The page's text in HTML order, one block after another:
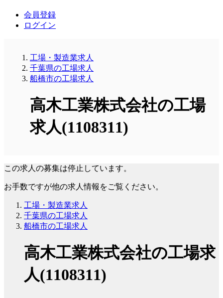
会員登録
ログイン
工場・製造業求人
千葉県の工場求人
船橋市の工場求人
高木工業株式会社の工場
求人(1108311)
この求人の募集は停止しています。
お手数ですが他の求人情報をご覧ください。
工場・製造業求人
千葉県の工場求人
船橋市の工場求人
高木工業株式会社の工場求
人(1108311)